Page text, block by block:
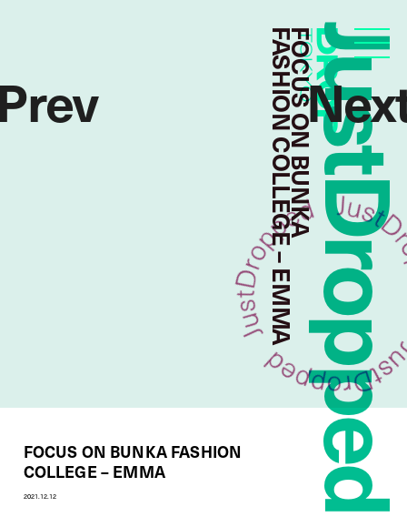
Droptokyo
FOCUS ON BUNKA
FASHION COLLEGE – EMMA
FOCUS ON BUNKA FASHION
COLLEGE – EMMA
2021.12.12